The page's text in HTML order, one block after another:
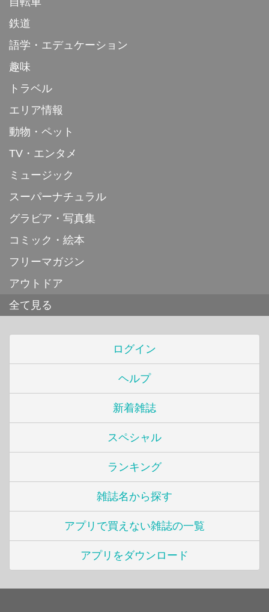
鉄道
語学・エデュケーション
趣味
トラベル
エリア情報
動物・ペット
TV・エンタメ
ミュージック
スーパーナチュラル
グラビア・写真集
コミック・絵本
フリーマガジン
アウトドア
全て見る
ログイン
ヘルプ
新着雑誌
スペシャル
ランキング
雑誌名から探す
アプリで買えない雑誌の一覧
アプリをダウンロード